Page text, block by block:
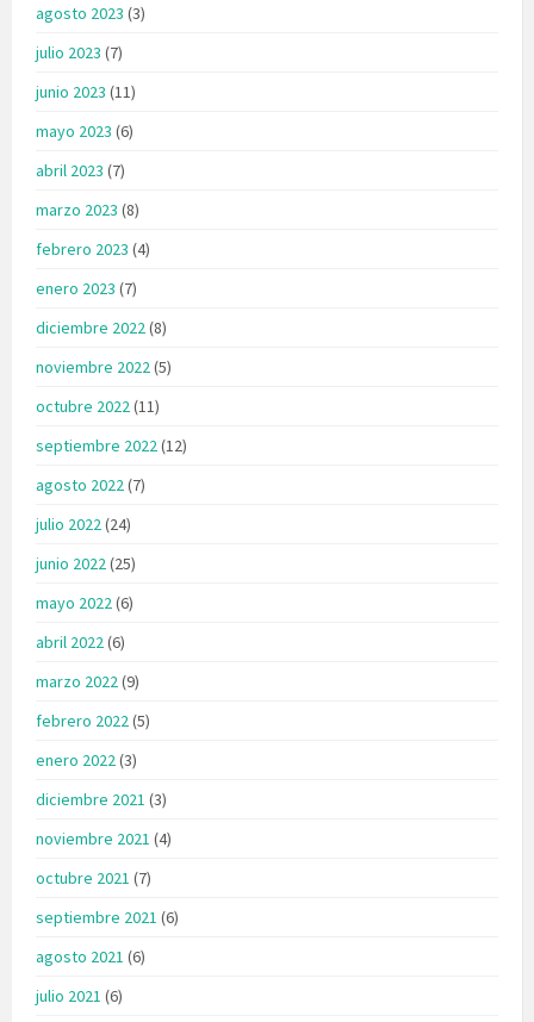
agosto 2023 (3)
julio 2023 (7)
junio 2023 (11)
mayo 2023 (6)
abril 2023 (7)
marzo 2023 (8)
febrero 2023 (4)
enero 2023 (7)
diciembre 2022(8)
noviembre 2022(5)
octubre 2022(11)
septiembre 2022(12)
agosto 2022(7)
julio 2022(24)
junio 2022(25)
mayo 2022(6)
abril 2022(6)
marzo 2022(9)
febrero 2022(5)
enero 2022(3)
diciembre 2021 (3)
noviembre 2021 (4)
octubre 2021 (7)
septiembre 2021 (6)
agosto 2021 (6)
julio 2021 (6)